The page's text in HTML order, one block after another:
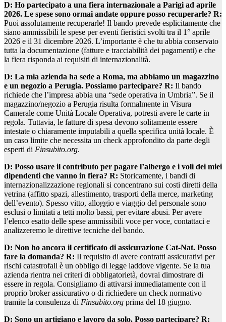
D: Ho partecipato a una fiera internazionale a Parigi ad aprile
2026. Le spese sono ormai andate oppure posso recuperarle? R:
Puoi assolutamente recuperarle! Il bando prevede esplicitamente che
siano ammissibili le spese per eventi fieristici svolti tra il 1° aprile
2026 e il 31 dicembre 2026. L’importante è che tu abbia conservato
tutta la documentazione (fatture e tracciabilità dei pagamenti) e che
la fiera risponda ai requisiti di internazionalità.
D: La mia azienda ha sede a Roma, ma abbiamo un magazzino
e un negozio a Perugia. Possiamo partecipare? R: Il bando
richiede che l’impresa abbia una “sede operativa in Umbria”. Se il
magazzino/negozio a Perugia risulta formalmente in Visura
Camerale come Unità Locale Operativa, potresti avere le carte in
regola. Tuttavia, le fatture di spesa devono solitamente essere
intestate o chiaramente imputabili a quella specifica unità locale. È
un caso limite che necessita un check approfondito da parte degli
esperti di Finsubito.org.
D: Posso usare il contributo per pagare l’albergo e i voli dei miei
dipendenti che vanno in fiera? R: Storicamente, i bandi di
internazionalizzazione regionali si concentrano sui costi diretti della
vetrina (affitto spazi, allestimento, trasporti della merce, marketing
dell’evento). Spesso vitto, alloggio e viaggio del personale sono
esclusi o limitati a tetti molto bassi, per evitare abusi. Per avere
l’elenco esatto delle spese ammissibili voce per voce, contattaci e
analizzeremo le direttive tecniche del bando.
D: Non ho ancora il certificato di assicurazione Cat-Nat. Posso
fare la domanda? R: Il requisito di avere contratti assicurativi per
rischi catastrofali è un obbligo di legge laddove vigente. Se la tua
azienda rientra nei criteri di obbligatorietà, dovrai dimostrare di
essere in regola. Consigliamo di attivarsi immediatamente con il
proprio broker assicurativo o di richiedere un check normativo
tramite la consulenza di Finsubito.org prima del 18 giugno.
D: Sono un artigiano e lavoro da solo. Posso partecipare? R: